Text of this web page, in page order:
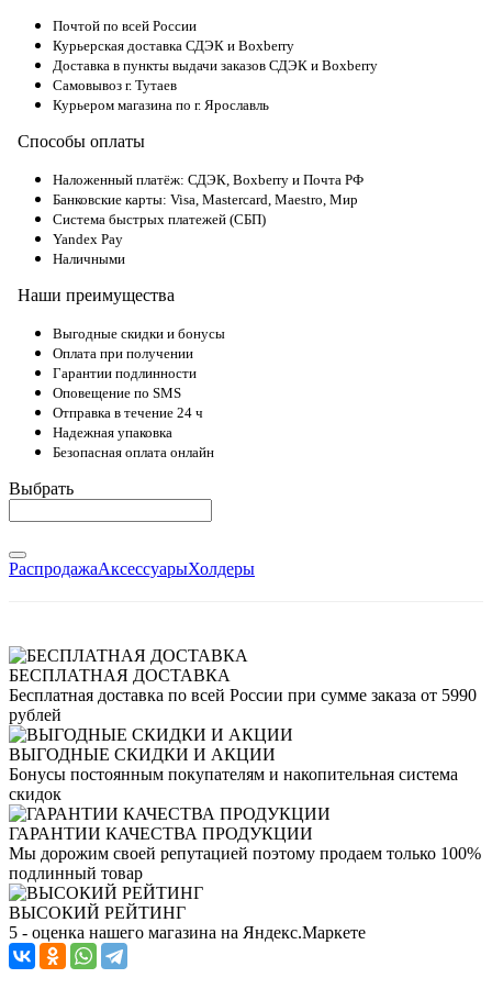
Почтой по всей России
Курьерская доставка СДЭК и Boxberry
Доставка в пункты выдачи заказов СДЭК и Boxberry
Самовывоз г. Тутаев
Курьером магазина по г. Ярославль
Способы оплаты
Наложенный платёж: СДЭК, Boxberry и Почта РФ
Банковские карты: Visa, Mastercard, Maestro, Мир
Система быстрых платежей (СБП)
Yandex Pay
Наличными
Наши преимущества
Выгодные скидки и бонусы
Оплата при получении
Гарантии подлинности
Оповещение по SMS
Отправка в течение 24 ч
Надежная упаковка
Безопасная оплата онлайн
Выбрать
РаспродажаАксессуарыХолдеры
БЕСПЛАТНАЯ ДОСТАВКА
Бесплатная доставка по всей России при сумме заказа от 5990
рублей
ВЫГОДНЫЕ СКИДКИ И АКЦИИ
Бонусы постоянным покупателям и накопительная система
скидок
ГАРАНТИИ КАЧЕСТВА ПРОДУКЦИИ
Мы дорожим своей репутацией поэтому продаем только 100%
подлинный товар
ВЫСОКИЙ РЕЙТИНГ
5 - оценка нашего магазина на Яндекс.Маркете